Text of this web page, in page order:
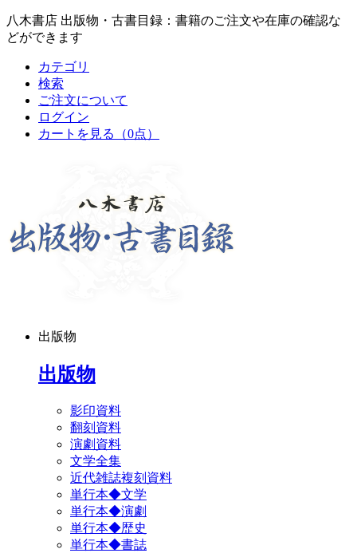
八木書店 出版物・古書目録：書籍のご注文や在庫の確認な
どができます
カテゴリ
検索
ご注文について
ログイン
カートを見る
（0点）
出版物
出版物
影印資料
翻刻資料
演劇資料
文学全集
近代雑誌複刻資料
単行本◆文学
単行本◆演劇
単行本◆歴史
単行本◆書誌